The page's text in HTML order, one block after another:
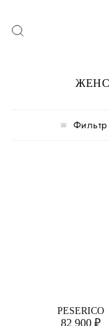
Фильтр
PESERICO
82 900 ₽